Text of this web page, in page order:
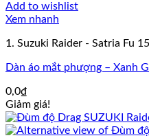
Add to wishlist
Xem nhanh
1. Suzuki Raider - Satria Fu
Dàn áo mắt phượng – Xanh
0,0₫
Giảm giá!